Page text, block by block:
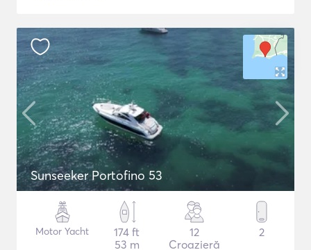
Sunseeker Portofino 53
Motor Yacht
174 ft
53 m
12
Croazieră
2